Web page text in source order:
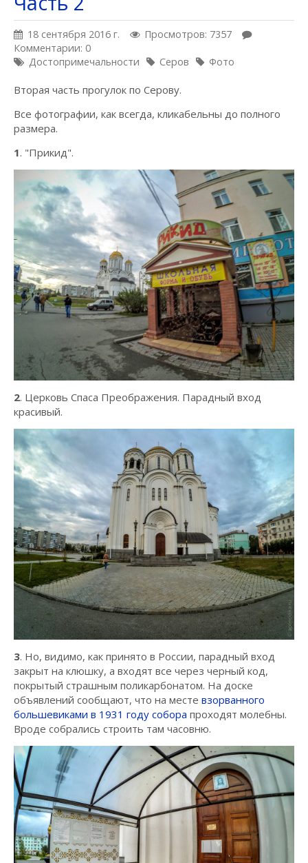
18 сентября 2016 г.
Просмотров: 7357
Комментарии: 0
Достопримечальности
Серов Фото
Вторая часть прогулок по Серову.
Все фотографии, как всегда, кликабельны до полного
размера.
1. "Прикид".
2. Церковь Спаса Преображения. Парадный вход
красивый.
3. Но, видимо, как принято в России, парадный вход
закрыт на клюшку, а входят все через черный код,
покрытый страшным поликарбонатом. На доске
объявлений сообщают, что на месте взорванного
большевиками в 1931 году собора проходят молебны.
Вроде собрались строить там часовню.